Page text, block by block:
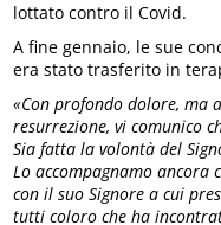
lottato contro il Covid.
A fine gennaio, le sue
era stato trasferito in
«Con profondo dolore, ma
resurrezione, vi comunico
Sia fatta la volontà del
Lo accompagnamo ancora
con il suo Signore a cui
tutti coloro che ha